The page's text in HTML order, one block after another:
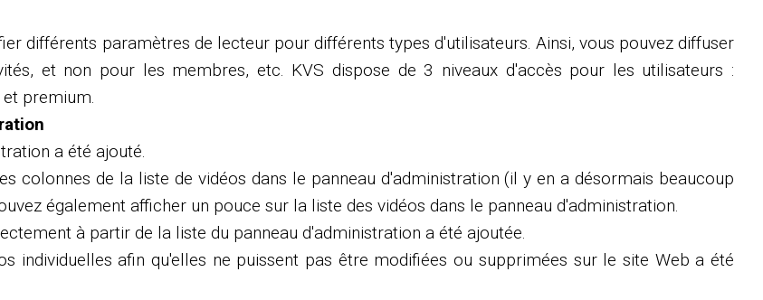
différents paramètres de lecteur pour différents types d'utilisateurs. Ainsi, vous pouvez diffuser
et non pour les membres, etc. KVS dispose de 3 niveaux d'accès pour les utilisateurs :
premium.
a été ajouté.
colonnes de la liste de vidéos dans le panneau d'administration (il y en a désormais beaucoup
également afficher un pouce sur la liste des vidéos dans le panneau d'administration.
à partir de la liste du panneau d'administration a été ajoutée.
individuelles afin qu'elles ne puissent pas être modifiées ou supprimées sur le site Web a été